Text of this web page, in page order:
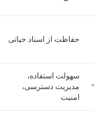
حفاظت از اسناد حیاتی
سهولت استفاده،
مدیریت دسترسی،
امنیت